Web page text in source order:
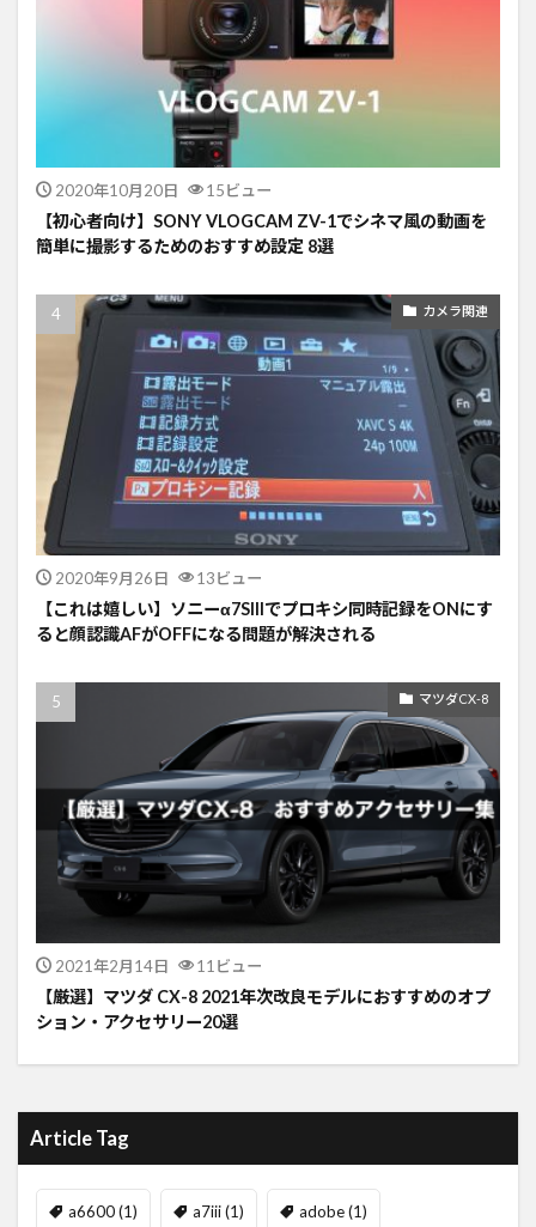
2020年10月20日 15ビュー
【初心者向け】SONY VLOGCAM ZV-1でシネマ風の動画を
簡単に撮影するためのおすすめ設定 8選
カメラ関連
2020年9月26日 13ビュー
【これは嬉しい】ソニーα7SIIIでプロキシ同時記録をONにす
ると顔認識AFがOFFになる問題が解決される
マツダCX-8
2021年2月14日 11ビュー
【厳選】マツダ CX-8 2021年次改良モデルにおすすめのオプ
ション・アクセサリー20選
Article Tag
a6600(1) a7iii(1) adobe(1)